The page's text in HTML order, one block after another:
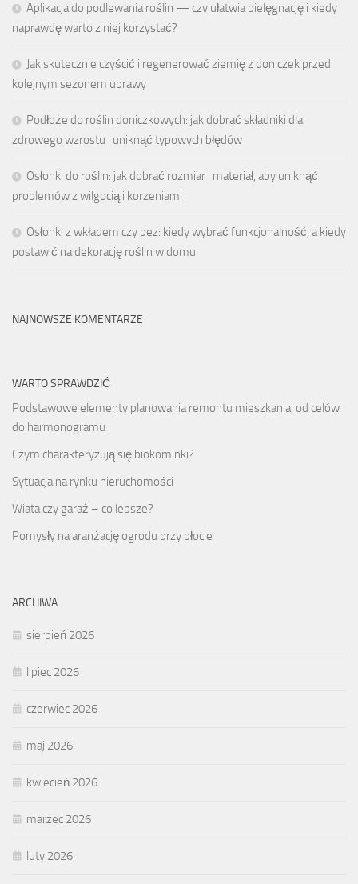
Aplikacja do podlewania roślin — czy ułatwia pielęgnację i kiedy
naprawdę warto z niej korzystać?
Jak skutecznie czyścić i regenerować ziemię z doniczek przed
kolejnym sezonem uprawy
Podłoże do roślin doniczkowych: jak dobrać składniki dla
zdrowego wzrostu i uniknąć typowych błędów
Osłonki do roślin: jak dobrać rozmiar i materiał, aby uniknąć
problemów z wilgocią i korzeniami
Osłonki z wkładem czy bez: kiedy wybrać funkcjonalność, a kiedy
postawić na dekorację roślin w domu
NAJNOWSZE KOMENTARZE
WARTO SPRAWDZIĆ
Podstawowe elementy planowania remontu mieszkania: od celów
do harmonogramu
Czym charakteryzują się biokominki?
Sytuacja na rynku nieruchomości
Wiata czy garaż – co lepsze?
Pomysły na aranżację ogrodu przy płocie
ARCHIWA
sierpień 2026
lipiec 2026
czerwiec 2026
maj 2026
kwiecień 2026
marzec 2026
luty 2026